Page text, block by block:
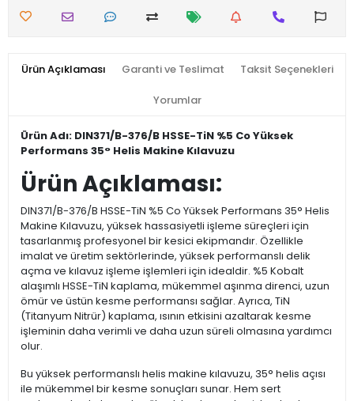
Ürün Açıklaması Garanti ve Teslimat Taksit Seçenekleri
Yorumlar
Ürün Adı: DIN371/B-376/B HSSE-TiN %5 Co Yüksek
Performans 35° Helis Makine Kılavuzu
Ürün Açıklaması:
DIN371/B-376/B HSSE-TiN %5 Co Yüksek Performans 35° Helis
Makine Kılavuzu, yüksek hassasiyetli işleme süreçleri için
tasarlanmış profesyonel bir kesici ekipmandır. Özellikle
imalat ve üretim sektörlerinde, yüksek performanslı delik
açma ve kılavuz işleme işlemleri için idealdir. %5 Kobalt
alaşımlı HSSE-TiN kaplama, mükemmel aşınma direnci, uzun
ömür ve üstün kesme performansı sağlar. Ayrıca, TiN
(Titanyum Nitrür) kaplama, ısının etkisini azaltarak kesme
işleminin daha verimli ve daha uzun süreli olmasına yardımcı
olur.
Bu yüksek performanslı helis makine kılavuzu, 35° helis açısı
ile mükemmel bir kesme sonuçları sunar. Hem sert